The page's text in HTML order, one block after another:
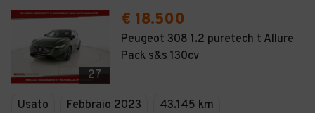
27
€ 18.500
Peugeot 308 1.2 puretech t Allure
Pack s&s 130cv
Usato Febbraio 2023
43.145 km